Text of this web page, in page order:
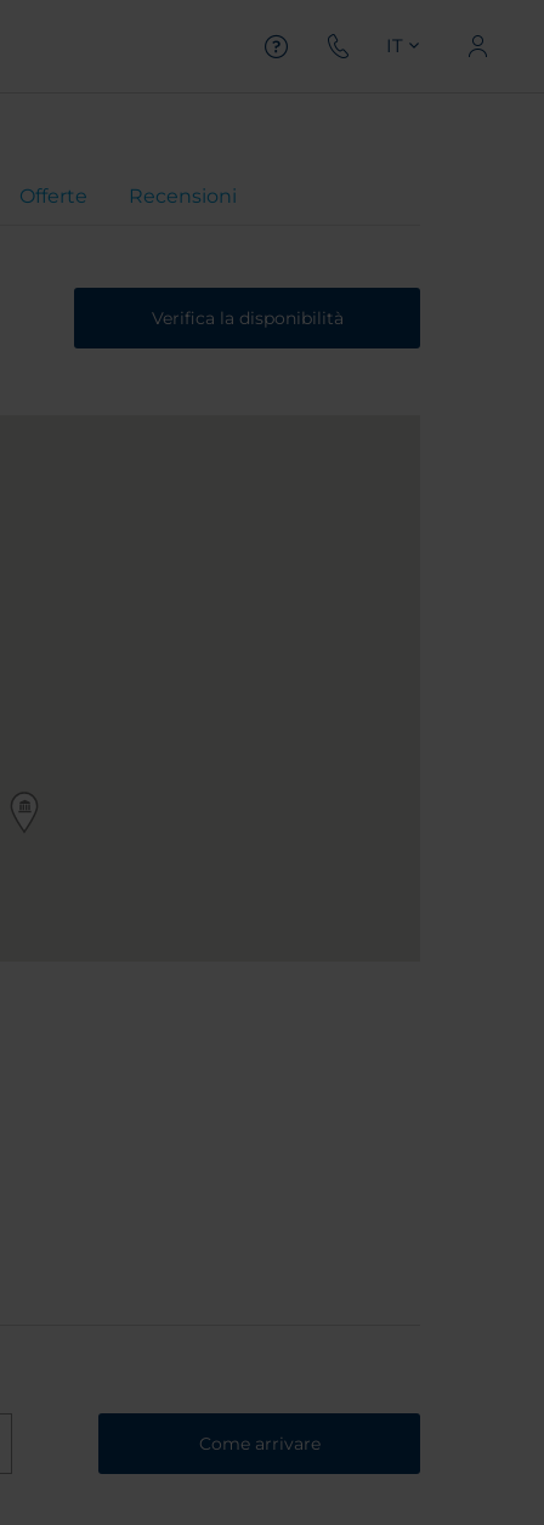
IT
Offerte Recensioni
Verifica la disponibilità
Come arrivare